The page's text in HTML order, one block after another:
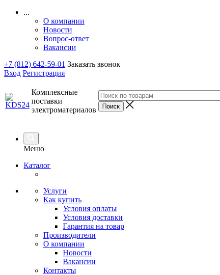
...
О компании
Новости
Вопрос-ответ
Вакансии
+7 (812) 642-59-01 Заказать звонок
Вход Регистрация
Комплексные
поставки
электроматериалов
Меню
Каталог
Услуги
Как купить
Условия оплаты
Условия доставки
Гарантия на товар
Производители
О компании
Новости
Вакансии
Контакты